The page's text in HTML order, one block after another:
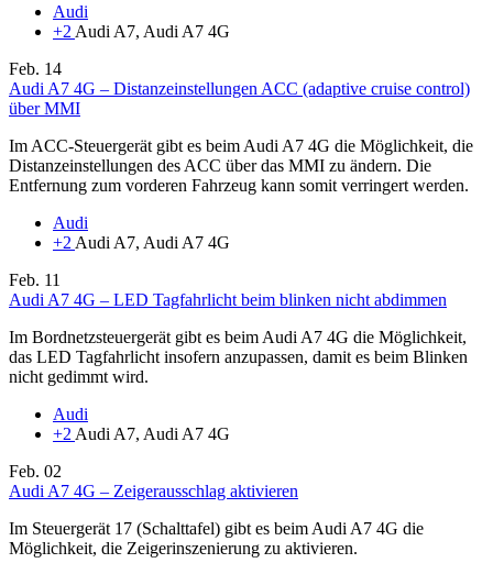
Audi
+2 Audi A7, Audi A7 4G
Feb. 14
Audi A7 4G – Distanzeinstellungen ACC (adaptive cruise control)
über MMI
Im ACC-Steuergerät gibt es beim Audi A7 4G die Möglichkeit, die
Distanzeinstellungen des ACC über das MMI zu ändern. Die
Entfernung zum vorderen Fahrzeug kann somit verringert werden.
Audi
+2 Audi A7, Audi A7 4G
Feb. 11
Audi A7 4G – LED Tagfahrlicht beim blinken nicht abdimmen
Im Bordnetzsteuergerät gibt es beim Audi A7 4G die Möglichkeit,
das LED Tagfahrlicht insofern anzupassen, damit es beim Blinken
nicht gedimmt wird.
Audi
+2 Audi A7, Audi A7 4G
Feb. 02
Audi A7 4G – Zeigerausschlag aktivieren
Im Steuergerät 17 (Schalttafel) gibt es beim Audi A7 4G die
Möglichkeit, die Zeigerinszenierung zu aktivieren.